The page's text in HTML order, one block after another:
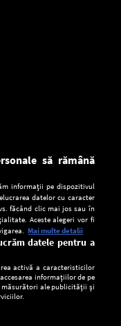
pentru smartphone:
să rămână
informații pe dispozitivul
datelor cu caracter
făcând clic mai jos sau în
Aceste alegeri vor fi
Mai multe detalii
datele pentru a
activă a caracteristicilor
informațiilor de pe
ale publicității și